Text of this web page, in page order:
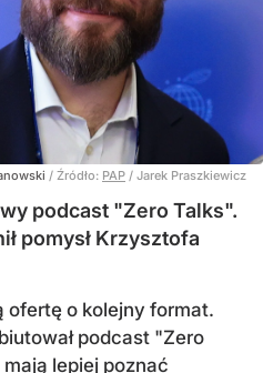
/ Źródło: PAP / Jarek Praszkiewicz
podcast "Zero Talks".
pomysł Krzysztofa
ofertę o kolejny format.
podcast "Zero
lepiej poznać